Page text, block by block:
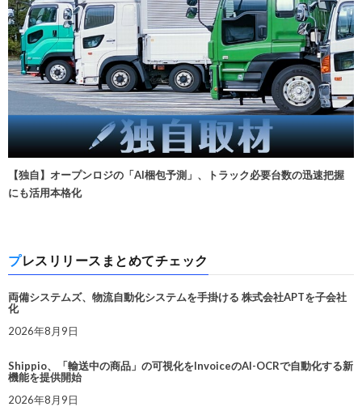
【独自】オープンロジの「AI梱包予測」、トラック必要台数の迅速把握
にも活用本格化
プレスリリースまとめてチェック
両備システムズ、物流自動化システムを手掛ける 株式会社APTを子会社
化
2026年8月9日
Shippio、「輸送中の商品」の可視化をInvoiceのAI-OCRで自動化する新
機能を提供開始
2026年8月9日